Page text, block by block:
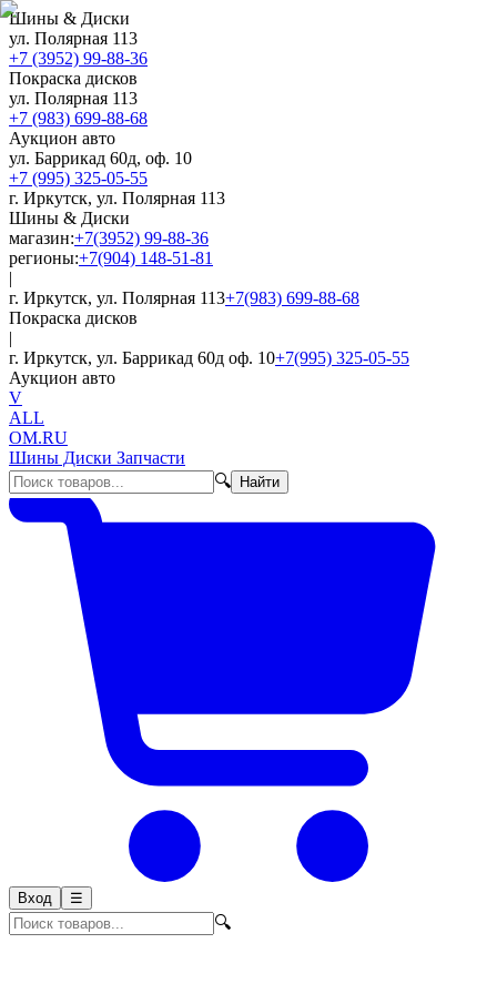
Шины & Диски
ул. Полярная 113
+7 (3952) 99-88-36
Покраска дисков
ул. Полярная 113
+7 (983) 699-88-68
Аукцион авто
ул. Баррикад 60д, оф. 10
+7 (995) 325-05-55
г. Иркутск, ул. Полярная 113
Шины & Диски
магазин:+7(3952) 99-88-36
регионы:+7(904) 148-51-81
|
г. Иркутск, ул. Полярная 113+7(983) 699-88-68
Покраска дисков
|
г. Иркутск, ул. Баррикад 60д оф. 10+7(995) 325-05-55
Аукцион авто
V
ALL
OM.RU
Шины Диски Запчасти
🔍
Найти
Вход ☰
🔍